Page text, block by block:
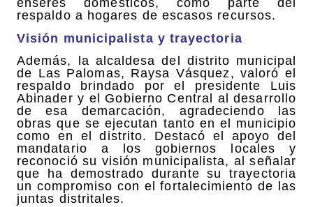
enseres domésticos, como parte del
respaldo a hogares de escasos recursos.
Visión municipalista y trayectoria
Además, la alcaldesa del distrito municipal
de Las Palomas, Raysa Vásquez, valoró el
respaldo brindado por el presidente Luis
Abinader y el Gobierno Central al desarrollo
de esa demarcación, agradeciendo las
obras que se ejecutan tanto en el municipio
como en el distrito. Destacó el apoyo del
mandatario a los gobiernos locales y
reconoció su visión municipalista, al señalar
que ha demostrado durante su trayectoria
un compromiso con el fortalecimiento de las
juntas distritales.